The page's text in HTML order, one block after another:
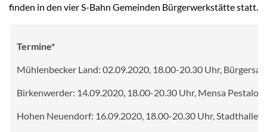
finden in den vier S-Bahn Gemeinden Bürgerwerkstätte statt.
Termine*
Mühlenbecker Land: 02.09.2020, 18.00-20.30 Uhr,
Birkenwerder: 14.09.2020, 18.00-20.30 Uhr, Mensa
Hohen Neuendorf: 16.09.2020, 18.00-20.30 Uhr, Stadthalle